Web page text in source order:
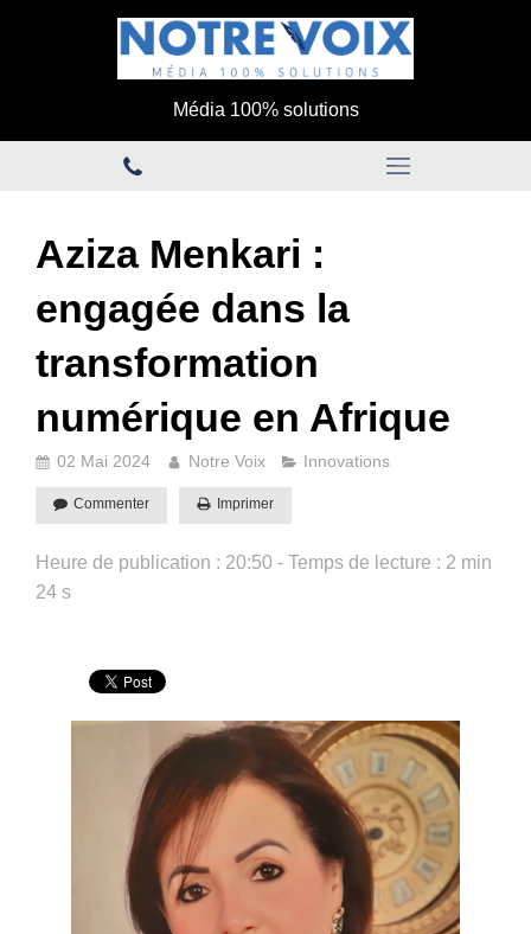
Média 100% solutions
Aziza Menkari :
engagée dans la
transformation
numérique en Afrique
02 Mai 2024 Notre Voix Innovations
Commenter Imprimer
Heure de publication : 20:50 - Temps de lecture : 2 min
24 s